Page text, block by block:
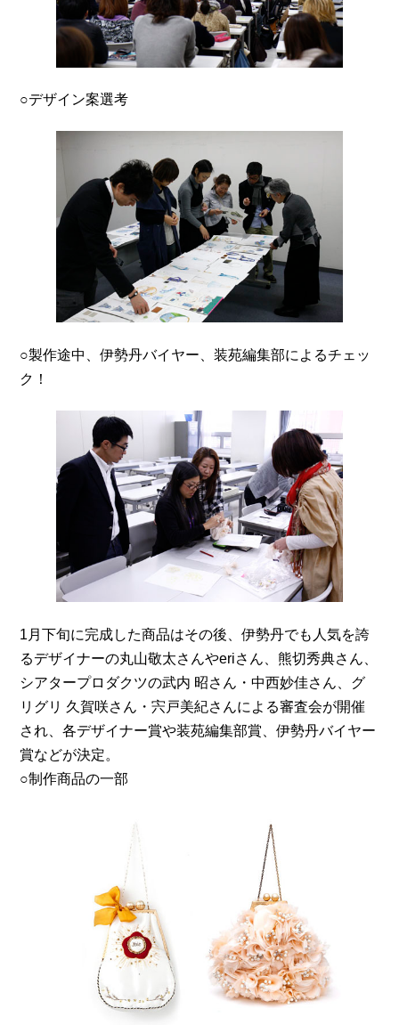
○デザイン案選考
○製作途中、伊勢丹バイヤー、装苑編集部によるチェッ
ク！
1月下旬に完成した商品はその後、伊勢丹でも人気を誇
るデザイナーの丸山敬太さんやeriさん、熊切秀典さん、
シアタープロダクツの武内 昭さん・中西妙佳さん、グ
リグリ 久賀咲さん・宍戸美紀さんによる審査会が開催
され、各デザイナー賞や装苑編集部賞、伊勢丹バイヤー
賞などが決定。
○制作商品の一部